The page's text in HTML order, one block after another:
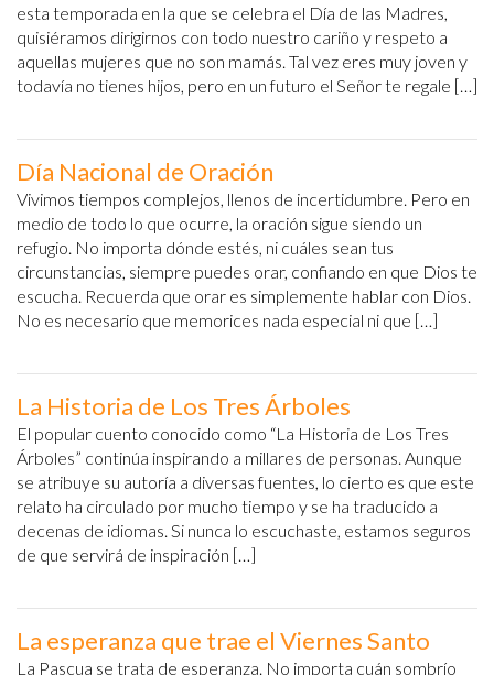
esta temporada en la que se celebra el Día de las Madres,
quisiéramos dirigirnos con todo nuestro cariño y respeto a
aquellas mujeres que no son mamás. Tal vez eres muy joven y
todavía no tienes hijos, pero en un futuro el Señor te regale […]
Día Nacional de Oración
Vivimos tiempos complejos, llenos de incertidumbre. Pero en
medio de todo lo que ocurre, la oración sigue siendo un
refugio. No importa dónde estés, ni cuáles sean tus
circunstancias, siempre puedes orar, confiando en que Dios te
escucha. Recuerda que orar es simplemente hablar con Dios.
No es necesario que memorices nada especial ni que […]
La Historia de Los Tres Árboles
El popular cuento conocido como “La Historia de Los Tres
Árboles” continúa inspirando a millares de personas. Aunque
se atribuye su autoría a diversas fuentes, lo cierto es que este
relato ha circulado por mucho tiempo y se ha traducido a
decenas de idiomas. Si nunca lo escuchaste, estamos seguros
de que servirá de inspiración […]
La esperanza que trae el Viernes Santo
La Pascua se trata de esperanza. No importa cuán sombrío